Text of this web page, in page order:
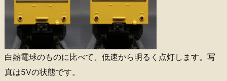
白熱電球のものに比べて、低速から明るく点灯します。写
真は5Vの状態です。